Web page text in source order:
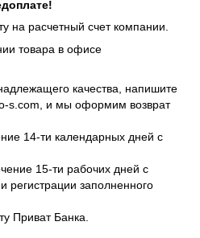
на расчетный счет компании.
товара в офисе
качества, напишите
s.com, и мы оформим возврат
14-ти календарных дней с
15-ти рабочих дней с
регистрации заполненного
Приват Банка.